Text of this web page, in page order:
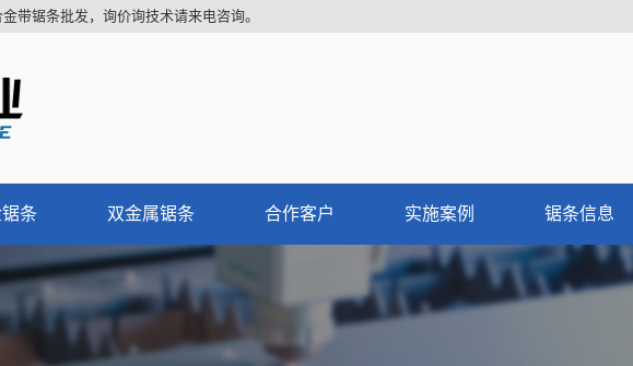
带锯条批发，询价询技术请来电咨询。
条 双金属锯条 合作客户 实施案例 锯条信息